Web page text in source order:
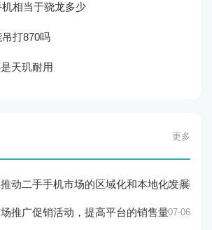
机相当于骁龙多少
打870吗
天玑耐用
更多
动二手手机市场的区域化和本地化发展
07-06
推广促销活动，提高平台的销售量07-06